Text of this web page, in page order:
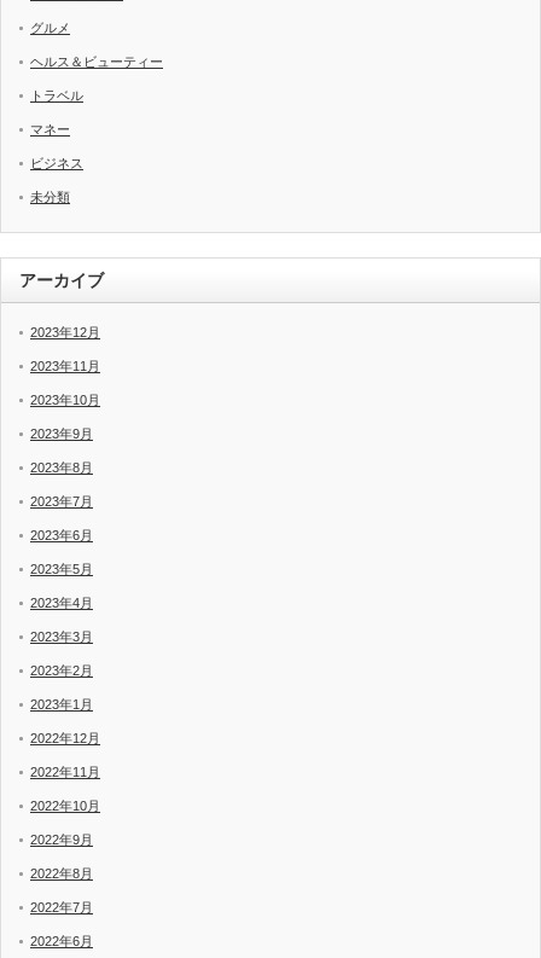
グルメ
ヘルス＆ビューティー
トラベル
マネー
ビジネス
未分類
アーカイブ
2023年12月
2023年11月
2023年10月
2023年9月
2023年8月
2023年7月
2023年6月
2023年5月
2023年4月
2023年3月
2023年2月
2023年1月
2022年12月
2022年11月
2022年10月
2022年9月
2022年8月
2022年7月
2022年6月